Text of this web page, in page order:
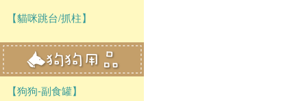
【貓咪跳台/抓柱】
【狗狗-副食罐】